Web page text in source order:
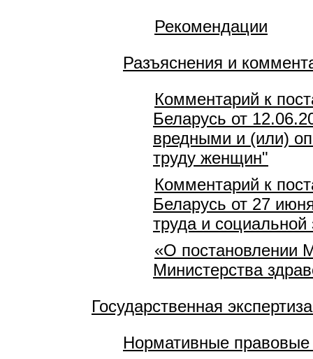
Рекомендации
Разъяснения и
Комментарий к
Беларусь от
вредными и (или)
труду женщин"
Комментарий к
Беларусь от 27
труда и
«О постановлении
Министерства
Государственная
Нормативные правовые